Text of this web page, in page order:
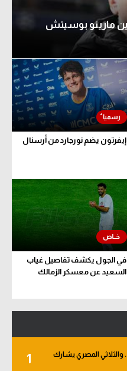
مارينو بوسيتش
إيفرتون يضم نورجارد من أرسنال
في الجول يكشف تفاصيل غياب
السعيد عن معسكر الزمالك
1
في الجول - الأهلي يبدأ من دور الـ 32.. والثلاثي المصري يشارك